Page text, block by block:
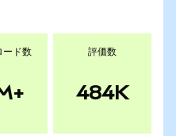
ード数 評価数
484K